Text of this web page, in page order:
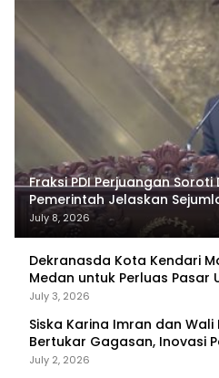
Fraksi PDI Perjuangan Soroti
Pemerintah Jelaskan
Tercapai
July 8, 2026
Dekranasda Kota Kendari
Medan untuk Perluas Pasar
Primadona
July 3, 2026
Siska Karina Imran dan
Bertukar Gagasan, Inovasi
Fokus Diskusi
July 2, 2026